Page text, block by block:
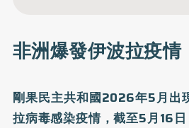
非洲爆發伊波拉疫情
剛果民主共和國2026年5月出
拉病毒感染疫情，截至5月16